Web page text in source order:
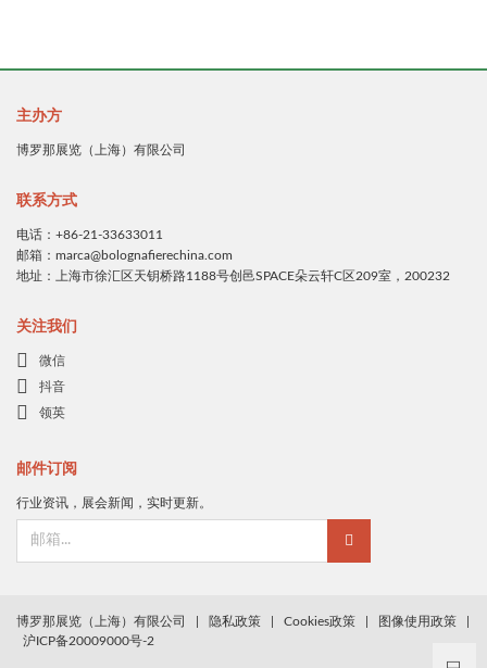
主办方
博罗那展览（上海）有限公司
联系方式
电话：+86-21-33633011
邮箱：marca@bolognafierechina.com
地址：上海市徐汇区天钥桥路1188号创邑SPACE朵云轩C区209室，200232
关注我们
微信
抖音
领英
邮件订阅
行业资讯，展会新闻，实时更新。
博罗那展览（上海）有限公司 隐私政策 Cookies政策 图像使用政策
沪ICP备20009000号-2